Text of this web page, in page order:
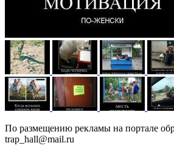
По размещению рекламы на портале
trap_hall@mail.ru